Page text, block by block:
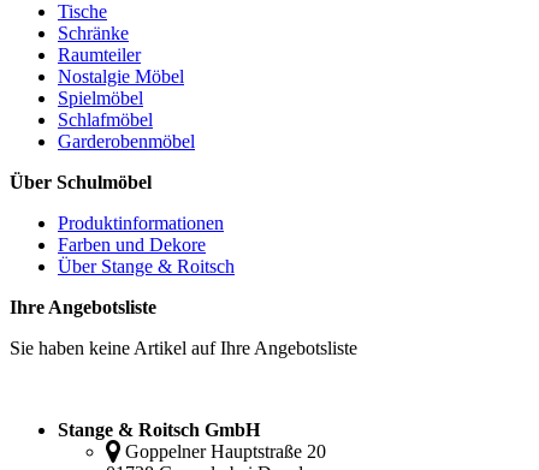
Tische
Schränke
Raumteiler
Nostalgie Möbel
Spielmöbel
Schlafmöbel
Garderobenmöbel
Über Schulmöbel
Produktinformationen
Farben und Dekore
Über Stange & Roitsch
Ihre Angebotsliste
Sie haben keine Artikel auf Ihre Angebotsliste
Stange & Roitsch GmbH
Goppelner Hauptstraße 20